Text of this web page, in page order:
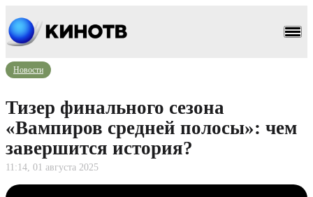
Новости
Тизер финального сезона
«Вампиров средней полосы»: чем
завершится история?
11:14, 01 августа 2025